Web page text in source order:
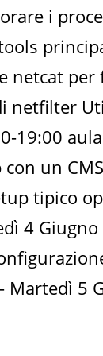
i
per
netfilter
un
tipico
4
5